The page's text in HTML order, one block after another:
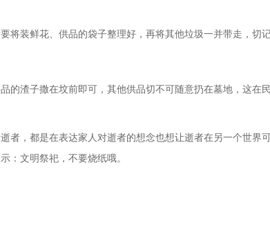
将装鲜花、供品的袋子整理好，再将其他垃圾一并带走，切
的渣子撒在坟前即可，其他供品切不可随意扔在墓地，这在
者，都是在表达家人对逝者的想念也想让逝者在另一个世界
：文明祭祀，不要烧纸哦。